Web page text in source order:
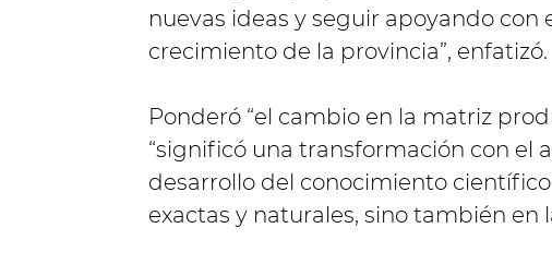
nuevas ideas y seguir apoyando
crecimiento de la provincia”, enfatizó.
Ponderó “el cambio en la matriz
“significó una transformación con el
desarrollo del conocimiento
exactas y naturales, sino también en